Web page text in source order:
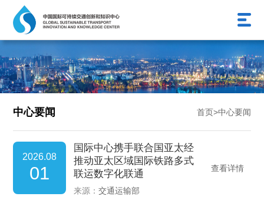
中心要闻 首页>中心要闻
2026.08
01
国际中心携手联合国亚太经
推动亚太区域国际铁路多式
联运数字化联通
来源：交通运输部
查看详情